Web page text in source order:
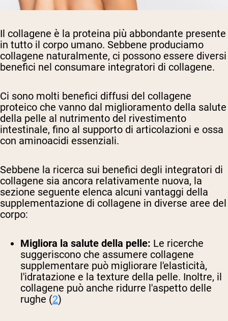
Il collagene è la proteina più abbondante presente
in tutto il corpo umano. Sebbene produciamo
collagene naturalmente, ci possono essere diversi
benefici nel consumare integratori di collagene.
Ci sono molti benefici diffusi del collagene
proteico che vanno dal miglioramento della salute
della pelle al nutrimento del rivestimento
intestinale, fino al supporto di articolazioni e ossa
con aminoacidi essenziali.
Sebbene la ricerca sui benefici degli integratori di
collagene sia ancora relativamente nuova, la
sezione seguente elenca alcuni vantaggi della
supplementazione di collagene in diverse aree del
corpo:
Migliora la salute della pelle: Le ricerche
suggeriscono che assumere collagene
supplementare può migliorare l'elasticità,
l'idratazione e la texture della pelle. Inoltre, il
collagene può anche ridurre l'aspetto delle
rughe (2)